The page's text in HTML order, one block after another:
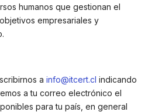
humanos que gestionan el
empresariales y
a info@itcert.cl indicando
a tu correo electrónico el
para tu país, en general